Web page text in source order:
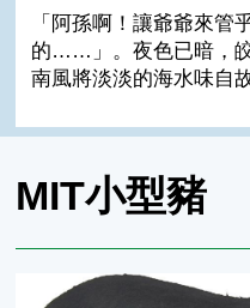
「阿孫啊！讓爺爺來管
的……」。夜色已暗，
南風將淡淡的海水味自
MIT小型豬
蘭嶼豬GCP品系